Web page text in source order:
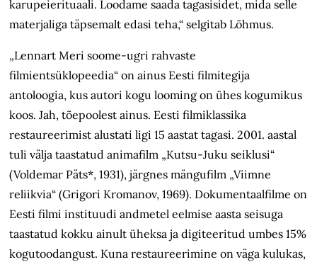
karupeierituaali. Loodame saada tagasisidet, mida selle
materjaliga täpsemalt edasi teha,“ selgitab Lõhmus.
„Lennart Meri soome-ugri rahvaste
filmientsüklopeedia“ on ainus Eesti filmitegija
antoloogia, kus autori kogu looming on ühes kogumikus
koos. Jah, tõepoolest ainus. Eesti filmiklassika
restaureerimist alustati ligi 15 aastat tagasi. 2001. aastal
tuli välja taastatud animafilm „Kutsu-Juku seiklusi“
(Voldemar Päts*, 1931), järgnes mängufilm „Viimne
reliikvia“ (Grigori Kromanov, 1969). Dokumentaalfilme on
Eesti filmi instituudi andmetel eelmise aasta seisuga
taastatud kokku ainult üheksa ja digiteeritud umbes 15%
kogutoodangust. Kuna restaureerimine on väga kulukas,